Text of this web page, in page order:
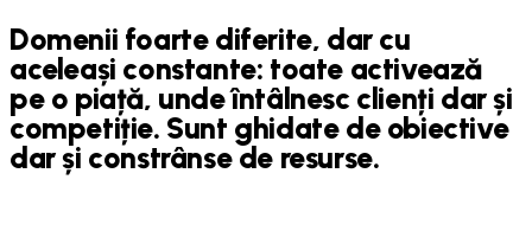
Domenii foarte diferite, dar cu
aceleași constante: toate activează
pe o piață, unde întâlnesc clienți dar și
competiție. Sunt ghidate de obiective
dar și constrânse de resurse.